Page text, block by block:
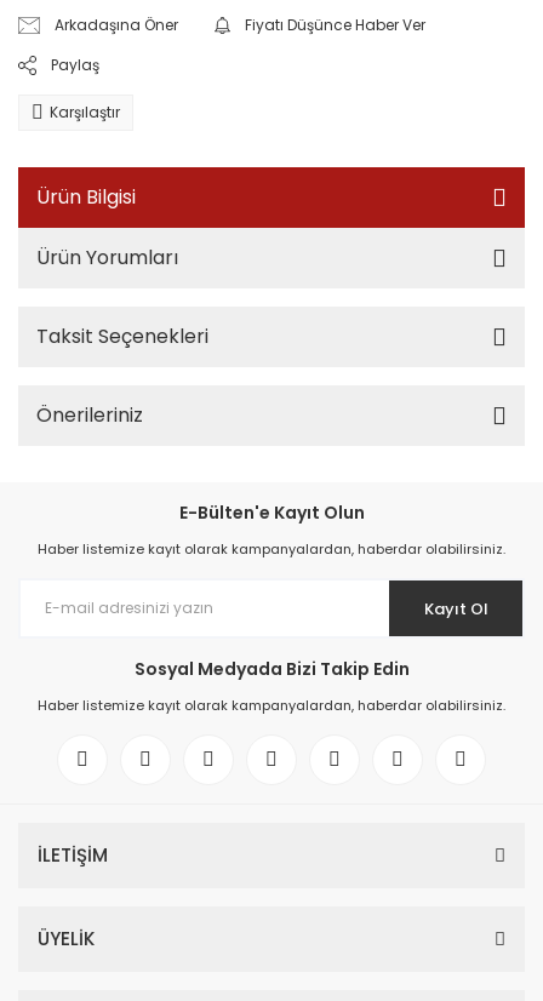
Arkadaşına Öner
Fiyatı Düşünce Haber Ver
Paylaş
Karşılaştır
Ürün Bilgisi
Ürün Yorumları
Taksit Seçenekleri
Önerileriniz
E-Bülten'e Kayıt Olun
Haber listemize kayıt olarak kampanyalardan, haberdar olabilirsiniz.
Kayıt Ol
Sosyal Medyada Bizi Takip Edin
Haber listemize kayıt olarak kampanyalardan, haberdar olabilirsiniz.
İLETİŞİM
ÜYELİK